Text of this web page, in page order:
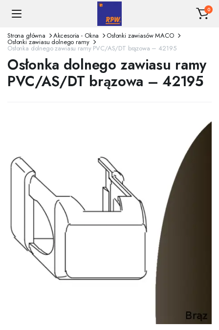
0
Strona główna Akcesoria - Okna Osłonki zawiasów MACO
Osłonki zawiasu dolnego ramy
Osłonka dolnego zawiasu ramy PVC/AS/DT brązowa – 42195
Osłonka dolnego zawiasu ramy
PVC/AS/DT brązowa – 42195